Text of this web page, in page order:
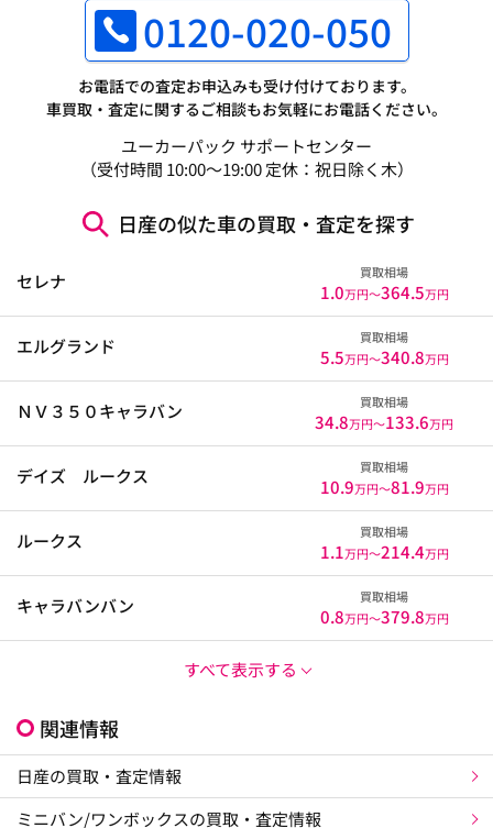
0120-020-050
お電話での査定お申込みも受け付けております。
車買取・査定に関するご相談もお気軽にお電話ください。
ユーカーパック サポートセンター
（受付時間 10:00～19:00 定休：祝日除く木）
日産の似た車の買取・査定を探す
セレナ 買取相場
1.0万円〜364.5万円
エルグランド 買取相場
5.5万円〜340.8万円
ＮＶ３５０キャラバン 買取相場
34.8万円〜133.6万円
デイズ ルークス 買取相場
10.9万円〜81.9万円
ルークス 買取相場
1.1万円〜214.4万円
キャラバンバン 買取相場
0.8万円〜379.8万円
すべて表示する
関連情報
日産の買取・査定情報
ミニバン/ワンボックスの買取・査定情報